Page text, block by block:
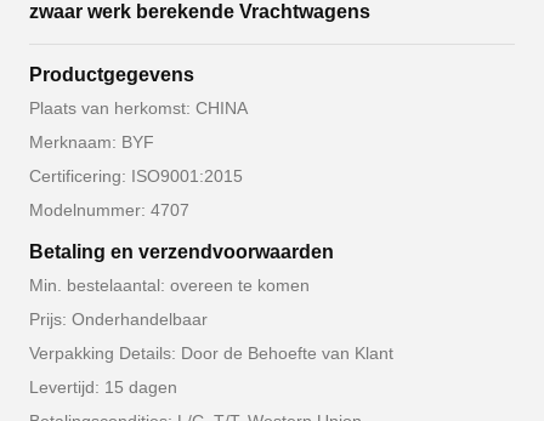
zwaar werk berekende Vrachtwagens
Productgegevens
Plaats van herkomst: CHINA
Merknaam: BYF
Certificering: ISO9001:2015
Modelnummer: 4707
Betaling en verzendvoorwaarden
Min. bestelaantal: overeen te komen
Prijs: Onderhandelbaar
Verpakking Details: Door de Behoefte van Klant
Levertijd: 15 dagen